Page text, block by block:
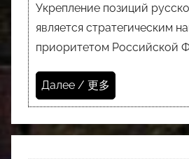
Укрепление позиций
является стратегическим
приоритетом Российской
Далее / 更多